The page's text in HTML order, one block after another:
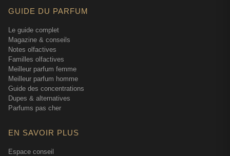
GUIDE DU PARFUM
Le guide complet
Magazine & conseils
Notes olfactives
Familles olfactives
Meilleur parfum femme
Meilleur parfum homme
Guide des concentrations
Dupes & alternatives
Parfums pas cher
EN SAVOIR PLUS
Espace conseil